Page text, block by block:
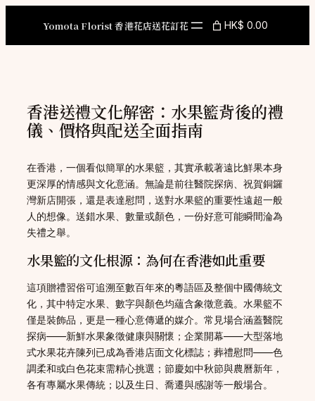
Yomota Florist 香港花店送花訂花 HK$ 0.00
香港送禮文化解密：水果籃背後的禮
儀、價格與配送全面指南
在香港，一個看似簡單的水果籃，其實承載著遠比鮮果本身
更深厚的情感與文化意涵。無論是前往醫院探病、祝賀銅鑼
灣新店開張，還是表達慰問，送對水果籃的重要性遠超一般
人的想像。送錯水果、數量或顏色，一份好意可能瞬間淪為
失禮之舉。
水果籃的文化根源：為何在香港如此重要
這項贈禮習俗可追溯至數百年來的粵語區及整個中國傳統文
化，其中特定水果、數字與顏色均蘊含象徵意義。水果籃不
僅是裝飾品，更是一種心意傳遞的媒介。常見場合涵蓋醫院
探病——新鮮水果象徵健康與關懷；企業開幕——大型落地
式水果花卉陳列已成為香港店面文化標誌；葬禮慰問——色
調柔和或白色花束需精心挑選；節慶如中秋節與農曆新年，
各有專屬水果傳統；以及生日、喬遷與感謝等一般場合。